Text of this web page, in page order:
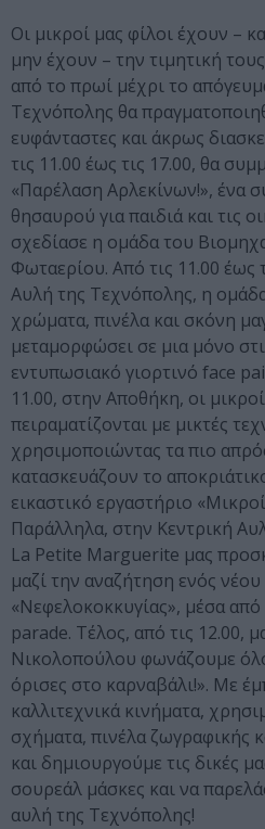
Οι μικροί μας φίλοι έχουν –
μην έχουν – την τιμητική
από το πρωί μέχρι το
Τεχνόπολης θα
ευφάνταστες και άκρως
τις 11.00 έως τις 17.00, θα
«Παρέλαση Αρλεκίνων!», ένα
θησαυρού για παιδιά και τις
σχεδίασε η ομάδα του
Φωταερίου. Από τις 11.00 έως
Αυλή της Τεχνόπολης, η
χρώματα, πινέλα και σκόνη
μεταμορφώσει σε μια μόνο
εντυπωσιακό γιορτινό face
11.00, στην Αποθήκη, οι
πειραματίζονται με μικτές
χρησιμοποιώντας τα πιο
κατασκευάζουν το
εικαστικό εργαστήριο
Παράλληλα, στην Κεντρική
La Petite Marguerite μας
μαζί την αναζήτηση ενός
«Νεφελοκοκκυγίας», μέσα
parade. Τέλος, από τις 12.00,
Νικολοπούλου φωνάζουμε
όρισες στο καρναβάλι!». Με
καλλιτεχνικά κινήματα,
σχήματα, πινέλα ζωγραφικής
και δημιουργούμε τις δικές
σουρεάλ μάσκες και να
αυλή της Τεχνόπολης!